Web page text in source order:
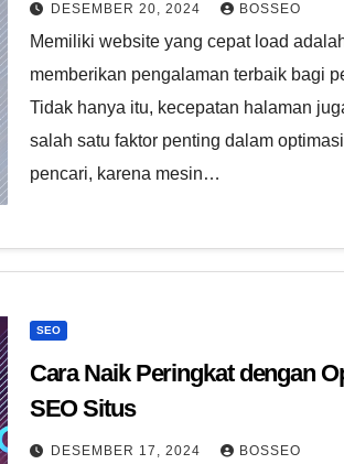
DESEMBER 20, 2024 BOSSEO
Memiliki website yang cepat load
memberikan pengalaman terbaik bagi
Tidak hanya itu, kecepatan halaman
salah satu faktor penting dalam
pencari, karena mesin…
SEO
Cara Naik Peringkat dengan
SEO Situs
DESEMBER 17, 2024 BOSSEO